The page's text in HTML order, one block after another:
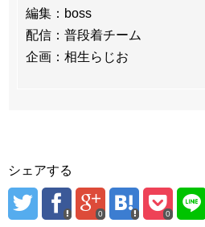
編集：boss
配信：普段着チーム
企画：相生らじお
シェアする
0 0